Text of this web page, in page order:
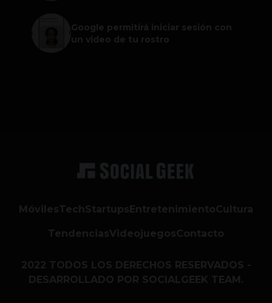
Google permitirá iniciar sesión con
un video de tu rostro